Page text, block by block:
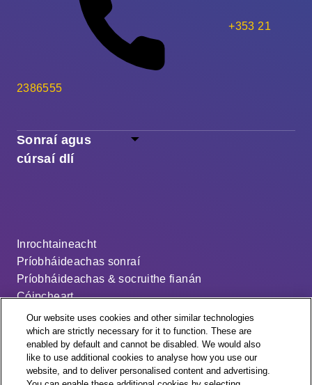
Sonraí agus
cúrsaí dlí
Inrochtaineacht
Príobháideachas sonraí
Príobháideachas & socruithe fianán
Cóipcheart
Séanadh
Ráiteas ar an sclábhaíocht nua-aimseartha
An cód dáileacháin
Socruithe fianán
+353 21
2386555
Our website uses cookies and other similar technologies
which are strictly necessary for it to function. These are
enabled by default and cannot be disabled. We would also
like to use additional cookies to analyse how you use our
website, and to deliver personalised content and advertising.